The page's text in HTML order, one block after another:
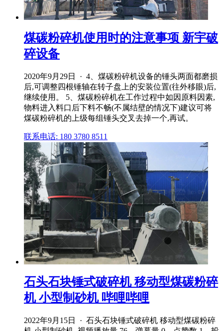
煤碳粉碎机使用时的注意事项 新宇破
碎设备
2020年9月29日 · 4、煤碳粉碎机设备的锤头两面都磨损
后,可调整四根锤轴在转子盘上的安装位置(往外移眼)后,
继续使用。 5、煤碳粉碎机在工作过程中如因原料因素,
物料进入料口后下料不畅(不属结壁的情况下)建议可将
煤碳粉碎机的上级每组锤头交叉去掉一个,再试。
联系电话: 180 3780 8511
石头石块锤式破碎机 移动型煤碳粉碎
机 小型制砂机 哔哩哔哩
2022年9月15日 · 石头石块锤式破碎机 移动型煤碳粉碎